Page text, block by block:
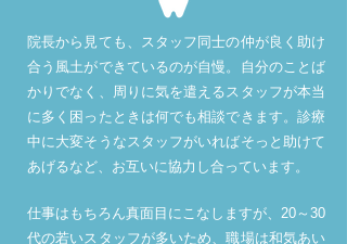
院長から見ても、スタッフ同士の仲が良く助け
合う風土ができているのが自慢。自分のことば
かりでなく、周りに気を遣えるスタッフが本当
に多く困ったときは何でも相談できます。診療
中に大変そうなスタッフがいればそっと助けて
あげるなど、お互いに協力し合っています。
仕事はもちろん真面目にこなしますが、20～30
代の若いスタッフが多いため、職場は和気あい